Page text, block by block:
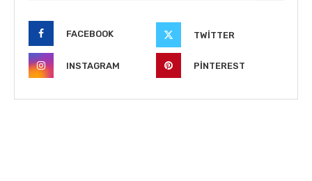
FACEBOOK TWITTER
INSTAGRAM PINTEREST